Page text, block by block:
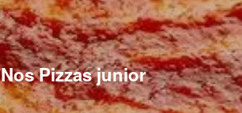
Nos Pizzas junior